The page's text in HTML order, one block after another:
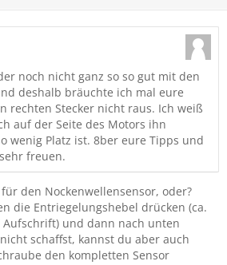
noch nicht ganz so so gut mit den
deshalb bräuchte ich mal eure
rechten Stecker nicht raus. Ich weiß
auf der Seite des Motors ihn
wenig Platz ist. 8ber eure Tipps und
freuen.
den Nockenwellensensor, oder?
die Entriegelungshebel drücken (ca.
Aufschrift) und dann nach unten
schaffst, kannst du aber auch
den kompletten Sensor